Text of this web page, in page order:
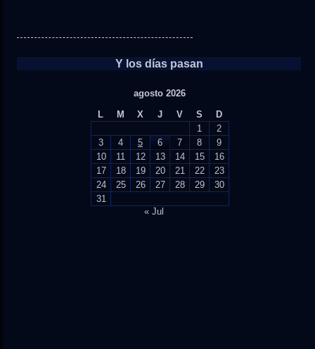
Y los días pasan
agosto 2026
L
M X J V S
D
1
2
3
4 5 6 7 8
9
10
11 12 13 14 15
16
17
18 19 20 21 22
23
24
25 26 27 28 29
30
31
« Jul